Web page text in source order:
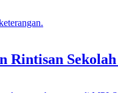
Rintisan